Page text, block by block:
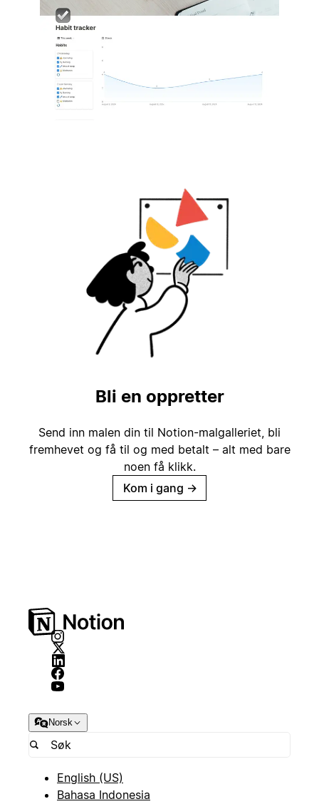
Bli en oppretter
Send inn malen din til Notion-malgalleriet, bli
fremhevet og få til og med betalt – alt med bare
noen få klikk.
Kom i gang →
Norsk
English (US)
Bahasa Indonesia